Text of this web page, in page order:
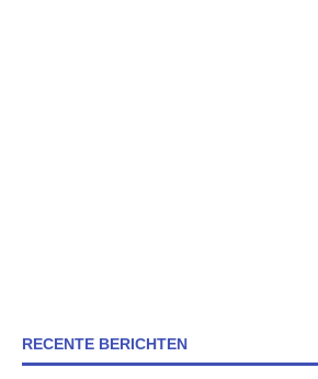
RECENTE BERICHTEN